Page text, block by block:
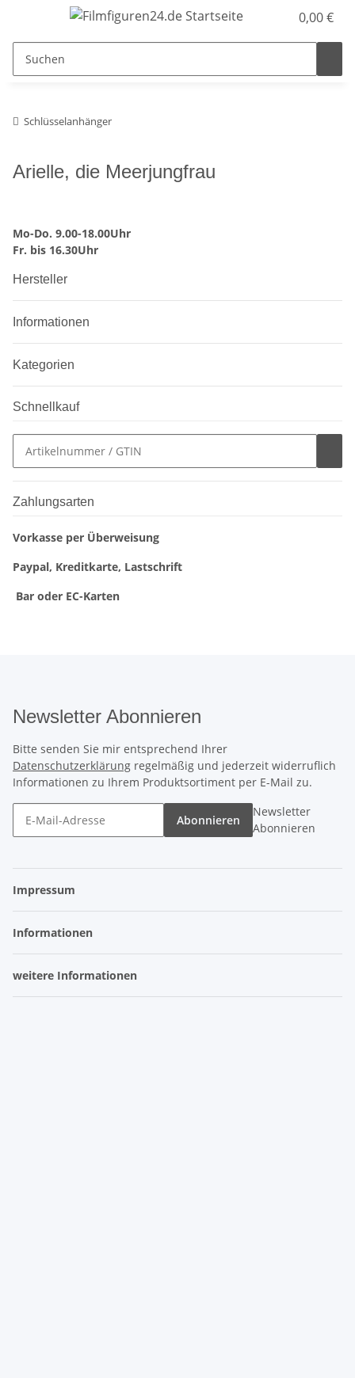
0,00 €
Schlüsselanhänger
Arielle, die Meerjungfrau
Mo-Do. 9.00-18.00Uhr
Fr. bis 16.30Uhr
Hersteller
Informationen
Kategorien
Schnellkauf
Zahlungsarten
Vorkasse per Überweisung
Paypal, Kreditkarte, Lastschrift
Bar oder EC-Karten
Newsletter Abonnieren
Bitte senden Sie mir entsprechend Ihrer
Datenschutzerklärung regelmäßig und jederzeit widerruflich
Informationen zu Ihrem Produktsortiment per E-Mail zu.
Abonnieren
Newsletter
Abonnieren
Impressum
Informationen
weitere Informationen